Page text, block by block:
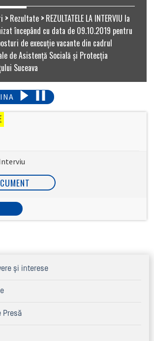
>Rezultate >REZULTATELE LA INTERVIU la
începând cu data de 09.10.2019 pentru
de execuție vacante din cadrul
de Asistenţă Socială şi Protecţia
Suceava
şi interese
Presă